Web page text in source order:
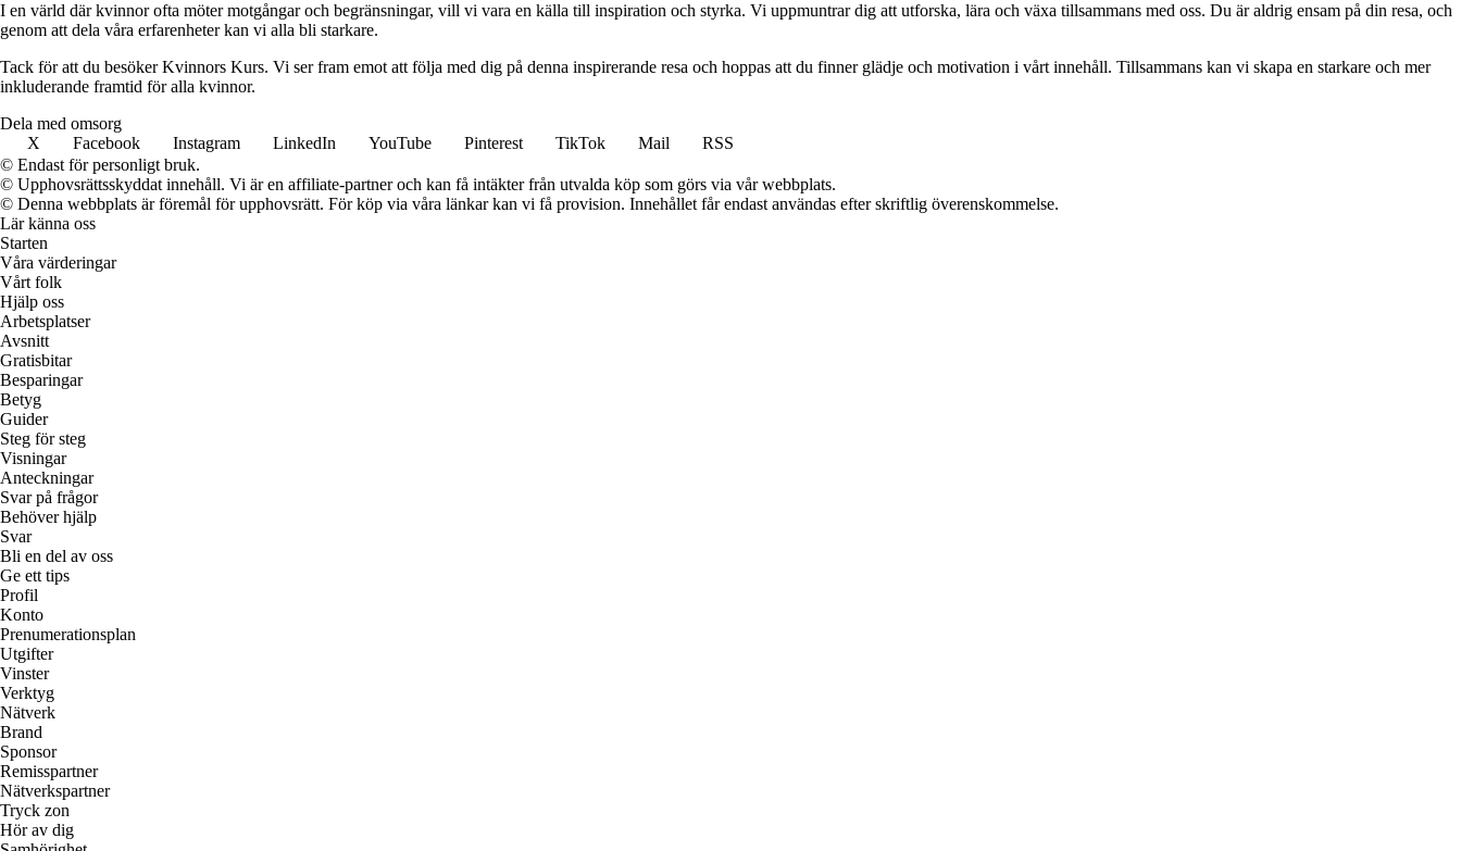
I en värld där kvinnor ofta möter motgångar och begränsningar, vill vi vara en källa till inspiration och styrka. Vi uppmuntrar dig att utforska, lära och växa tillsammans med oss. Du är aldrig ensam på din resa, och
genom att dela våra erfarenheter kan vi alla bli starkare.
Tack för att du besöker Kvinnors Kurs. Vi ser fram emot att följa med dig på denna inspirerande resa och hoppas att du finner glädje och motivation i vårt innehåll. Tillsammans kan vi skapa en starkare och mer
inkluderande framtid för alla kvinnor.
Dela med omsorg
X
Facebook Instagram LinkedIn YouTube Pinterest TikTok Mail
RSS
© Endast för personligt bruk.
© Upphovsrättsskyddat innehåll. Vi är en affiliate-partner och kan få intäkter från utvalda köp som görs via vår webbplats.
© Denna webbplats är föremål för upphovsrätt. För köp via våra länkar kan vi få provision. Innehållet får endast användas efter skriftlig överenskommelse.
Lär känna oss
Starten
Våra värderingar
Vårt folk
Hjälp oss
Arbetsplatser
Avsnitt
Gratisbitar
Besparingar
Betyg
Guider
Steg för steg
Visningar
Anteckningar
Svar på frågor
Behöver hjälp
Svar
Bli en del av oss
Ge ett tips
Profil
Konto
Prenumerationsplan
Utgifter
Vinster
Verktyg
Nätverk
Brand
Sponsor
Remisspartner
Nätverkspartner
Tryck zon
Hör av dig